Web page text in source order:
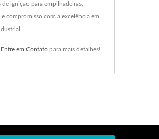
ignição para empilhadeiras,
compromisso com a excelência em
Entre em Contato para mais detalhes!